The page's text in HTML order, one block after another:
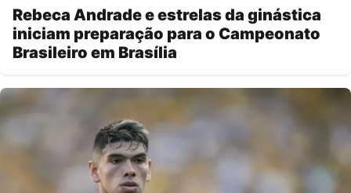
Rebeca Andrade e estrelas da ginástica
iniciam preparação para o Campeonato
Brasileiro em Brasília